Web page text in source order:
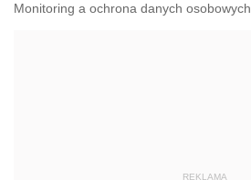
Monitoring a ochrona danych osobowych